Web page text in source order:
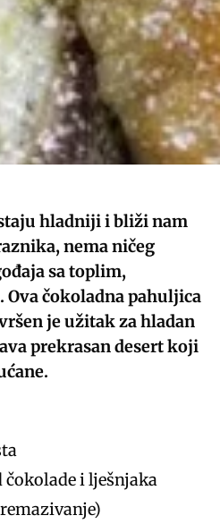
hladniji i bliži nam
nema ničeg
sa toplim,
čokoladna pahuljica
je užitak za hladan
prekrasan desert koji
čokolade i lješnjaka